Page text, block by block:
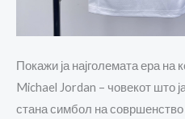
Покажи ја најголемата ера на
Michael Jordan – човекот што
стана симбол на совршенство